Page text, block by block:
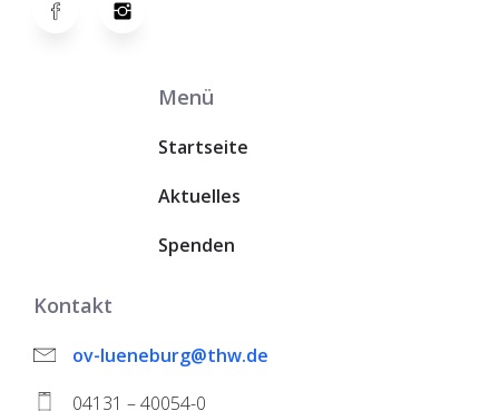
Menü
Startseite
Aktuelles
Spenden
Kontakt
ov-lueneburg@thw.de
04131 – 40054-0